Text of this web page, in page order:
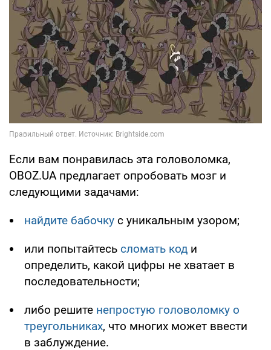
Если вам понравилась эта головоломка,
OBOZ.UA предлагает опробовать мозг и
следующими задачами:
найдите бабочку с уникальным узором;
или попытайтесь сломать код и
определить, какой цифры не хватает в
последовательности;
либо решите непростую головоломку о
треугольниках, что многих может ввести
в заблуждение.